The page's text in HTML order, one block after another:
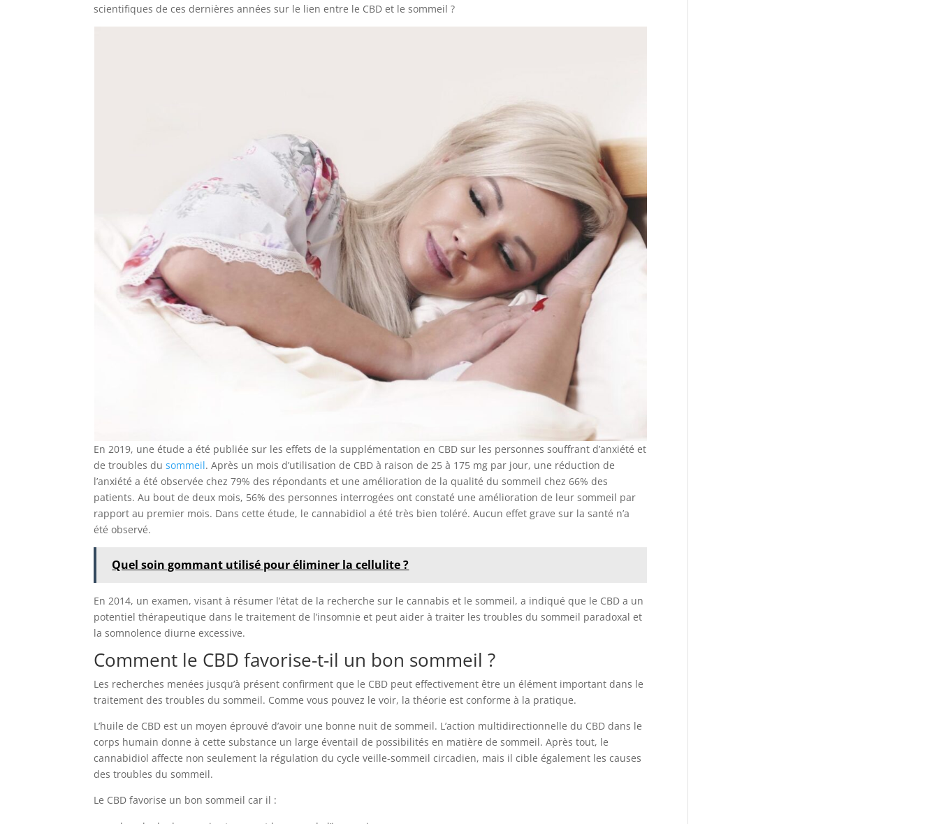
scientifiques de ces dernières années sur le lien entre le CBD et le sommeil ?
En 2019, une étude a été publiée sur les effets de la supplémentation en CBD sur les personnes souffrant d’anxiété et
de troubles dusommeil. Après un mois d’utilisation de CBD à raison de 25 à 175 mg par jour, une réduction de
l’anxiété a été observée chez 79% des répondants et une amélioration de la qualité du sommeil chez 66% des
patients. Au bout de deux mois, 56% des personnes interrogées ont constaté une amélioration de leur sommeil par
rapport au premier mois. Dans cette étude, le cannabidiol a été très bien toléré. Aucun effet grave sur la santé n’a
été observé.
Quel soin gommant utilisé pour éliminer la cellulite ?
En 2014, un examen, visant à résumer l’état de la recherche sur le cannabis et le sommeil, a indiqué que le CBD a un
potentiel thérapeutique dans le traitement de l’insomnie et peut aider à traiter les troubles du sommeil paradoxal et
la somnolence diurne excessive.
Comment le CBD favorise-t-il un bon sommeil ?
Les recherches menées jusqu’à présent confirment que le CBD peut effectivement être un élément important dans le
traitement des troubles du sommeil. Comme vous pouvez le voir, la théorie est conforme à la pratique.
L’huile de CBD est un moyen éprouvé d’avoir une bonne nuit de sommeil. L’action multidirectionnelle du CBD dans le
corps humain donne à cette substance un large éventail de possibilités en matière de sommeil. Après tout, le
cannabidiol affecte non seulement la régulation du cycle veille-sommeil circadien, mais il cible également les causes
des troubles du sommeil.
Le CBD favorise un bon sommeil car il :